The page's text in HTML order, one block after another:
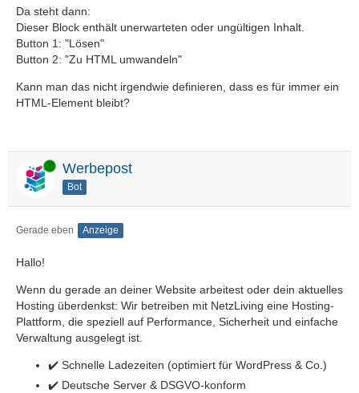
Da steht dann:
Dieser Block enthält unerwarteten oder ungültigen Inhalt.
Button 1: "Lösen"
Button 2: "Zu HTML umwandeln"
Kann man das nicht irgendwie definieren, dass es für immer ein
HTML-Element bleibt?
Online Werbepost
Bot
Gerade eben Anzeige
Hallo!
Wenn du gerade an deiner Website arbeitest oder dein aktuelles
Hosting überdenkst: Wir betreiben mit NetzLiving eine Hosting-
Plattform, die speziell auf Performance, Sicherheit und einfache
Verwaltung ausgelegt ist.
✔️ Schnelle Ladezeiten (optimiert für WordPress & Co.)
✔️ Deutsche Server & DSGVO-konform